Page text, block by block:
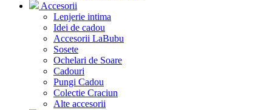
Accesorii
Lenjerie intima
Idei de cadou
Accesorii LaBubu
Sosete
Ochelari de Soare
Cadouri
Pungi Cadou
Colectie Craciun
Alte accesorii